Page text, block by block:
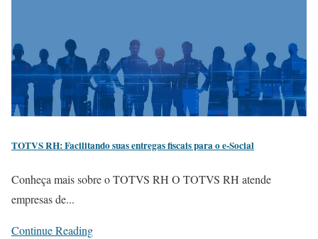
TOTVS RH: Facilitando suas entregas fiscais para o e-Social
Conheça mais sobre o TOTVS RH O TOTVS RH atende
empresas de...
Continue Reading